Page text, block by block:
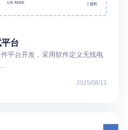
台
平台开发，采用软件定义无线电
2025/08/13